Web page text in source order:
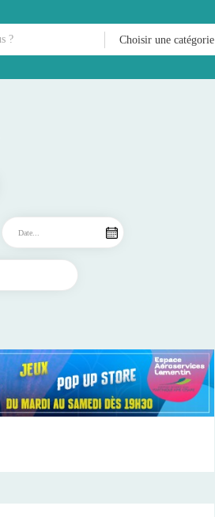
Choisir une catégorie